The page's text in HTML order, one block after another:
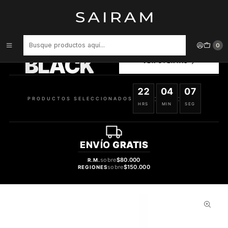
0
Perfume Dolce Gabbana Femme Dama Edt 100 ml
BLACK
SELECCIONADOS
PRODUCTOS SELECCIONADOS
22
HRS
:
04
MIN
:
06
SEG
ENVÍO GRATIS
R.M.sobre$80.000
REGIONESsobre$150.000